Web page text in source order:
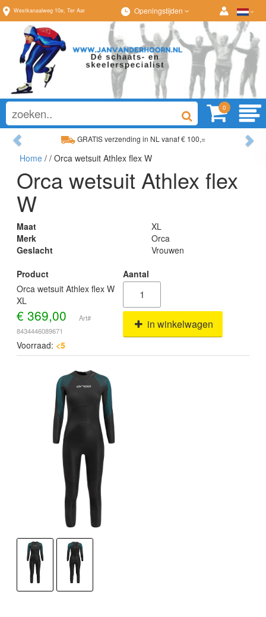
Westkanaalweg 10e, Ter Aar Openingstijden
0
GRATIS verzending in NL vanaf € 100,=
Ruim assortiment, altijd wat naar wens!
Ruim assortiment,
Previous
Home / / Orca wetsuit Athlex flex W
Orca wetsuit Athlex flex
W
Maat
XL
Merk
Orca
Geslacht
Vrouwen
Product
Aantal
Orca wetsuit Athlex flex W
XL
€ 369,00
Art#
8434446089671
in winkelwagen
Voorraad: <5